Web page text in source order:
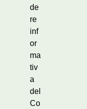
de
re
inf
or
ma
tiv
a
del
Co